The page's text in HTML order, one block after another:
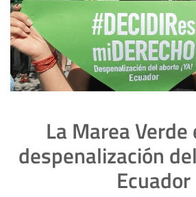
La Marea Verde
despenalización
Ecuador